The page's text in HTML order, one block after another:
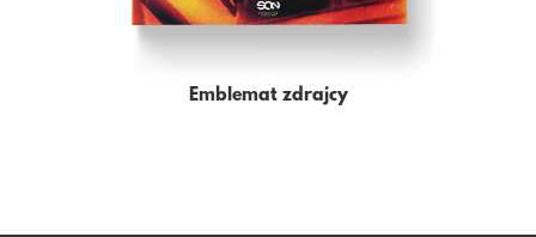
Emblemat zdrajcy